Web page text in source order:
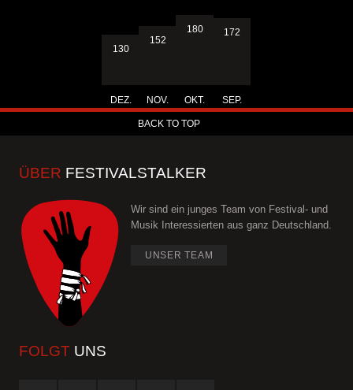
130
DEZ.
152
NOV.
180
OKT.
172
SEP.
BACK TO TOP
ÜBER FESTIVALSTALKER
Wir sind ein junges Team von Festival- und
Musik Interessierten aus ganz Deutschland.
UNSER TEAM
FOLGT UNS